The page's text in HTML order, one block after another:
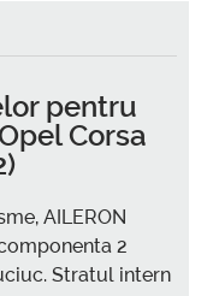
pentru
Corsa
AILERON
2
Stratul intern